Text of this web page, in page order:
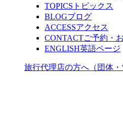
TOPICS トピックス
BLOGブログ
ACCESSアクセス
CONTACTご予約・
ENGLISH英語ページ
旅行代理店の方へ（団体・